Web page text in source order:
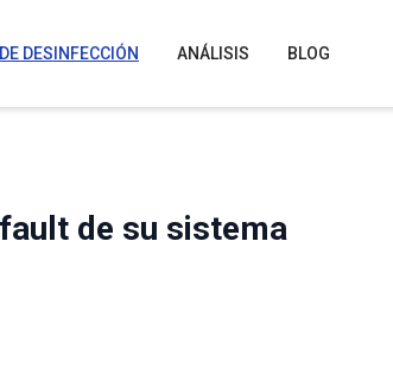
DESINFECCIÓN ANÁLISIS BLOG
de su sistema